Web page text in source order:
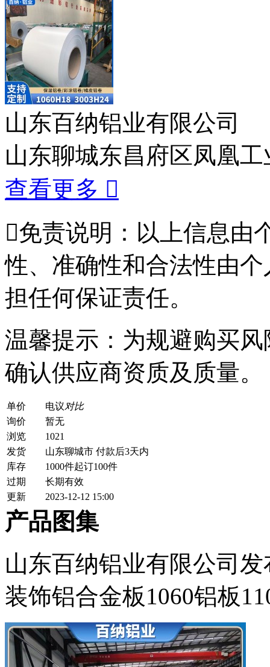
山东百纳铝业有限公司
山东聊城东昌府区凤凰
查看更多 
免责说明：以上信息由
性、准确性和合法性由
担任何保证责任。
温馨提示：为规避购买
确认供应商资质及质量。
单价 电议对比
询价
暂无
浏览
1021
发货
山东聊城市 付款后3天内
库存
1000件起订100件
过期
长期有效
更新
2023-12-12 15:00
产品图集
山东百纳铝业有限公司
装饰铝合金板1060铝板